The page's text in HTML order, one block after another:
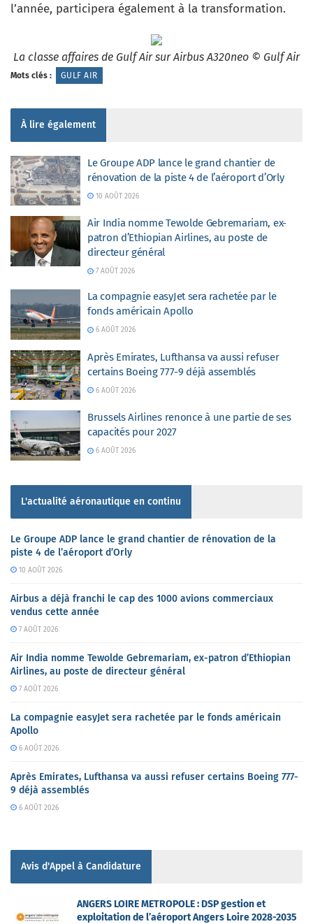
l’année, participera également à la transformation.
La classe affaires de Gulf Air sur Airbus A320neo © Gulf Air
Mots clés : GULF AIR
À lire également
Le Groupe ADP lance le grand chantier de
rénovation de la piste 4 de l’aéroport d’Orly
10 AOÛT 2026
Air India nomme Tewolde Gebremariam, ex-
patron d’Ethiopian Airlines, au poste de
directeur général
7 AOÛT 2026
La compagnie easyJet sera rachetée par le
fonds américain Apollo
6 AOÛT 2026
Après Emirates, Lufthansa va aussi refuser
certains Boeing 777-9 déjà assemblés
6 AOÛT 2026
Brussels Airlines renonce à une partie de ses
capacités pour 2027
6 AOÛT 2026
L'actualité aéronautique en continu
Le Groupe ADP lance le grand chantier de rénovation de la
piste 4 de l’aéroport d’Orly
10 AOÛT 2026
Airbus a déjà franchi le cap des 1000 avions commerciaux
vendus cette année
7 AOÛT 2026
Air India nomme Tewolde Gebremariam, ex-patron d’Ethiopian
Airlines, au poste de directeur général
7 AOÛT 2026
La compagnie easyJet sera rachetée par le fonds américain
Apollo
6 AOÛT 2026
Après Emirates, Lufthansa va aussi refuser certains Boeing 777-
9 déjà assemblés
6 AOÛT 2026
Avis d'Appel à Candidature
ANGERS LOIRE METROPOLE : DSP gestion et
exploitation de l’aéroport Angers Loire 2028-2035